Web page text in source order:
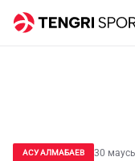
АСУ АЛМАБАЕВ 30